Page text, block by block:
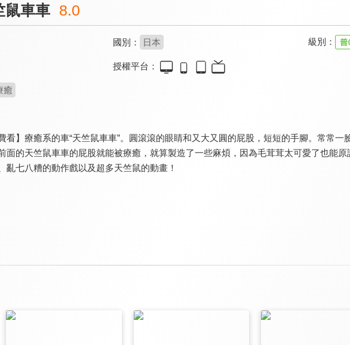
全 32 集
鼠車車 8.0
國別： 日本 級別：
授權平台：
癒
看】療癒系的車“天竺鼠車車”。圓滾滾的眼睛和又大又圓的屁股，短短的手腳。常常
面的天竺鼠車車的屁股就能被療癒，就算製造了一些麻煩，因為毛茸茸太可愛了也能
亂七八糟的動作戲以及超多天竺鼠的動畫！